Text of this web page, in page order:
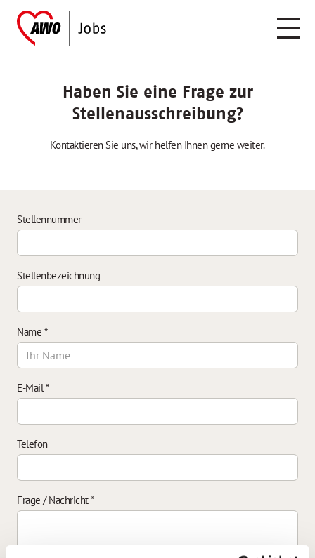
Haben Sie eine Frage zur
Stellenausschreibung?
Kontaktieren Sie uns, wir helfen Ihnen gerne weiter.
Stellennummer
Stellenbezeichnung
Name *
E-Mail*
Telefon
Frage / Nachricht*